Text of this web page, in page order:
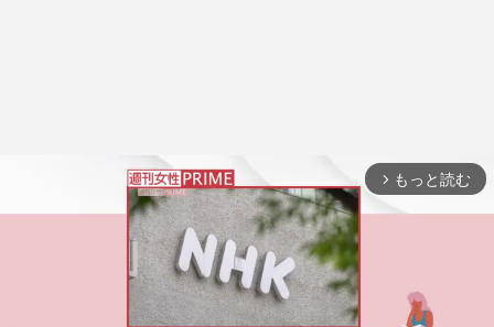
arrow_forward_ios もっと読む